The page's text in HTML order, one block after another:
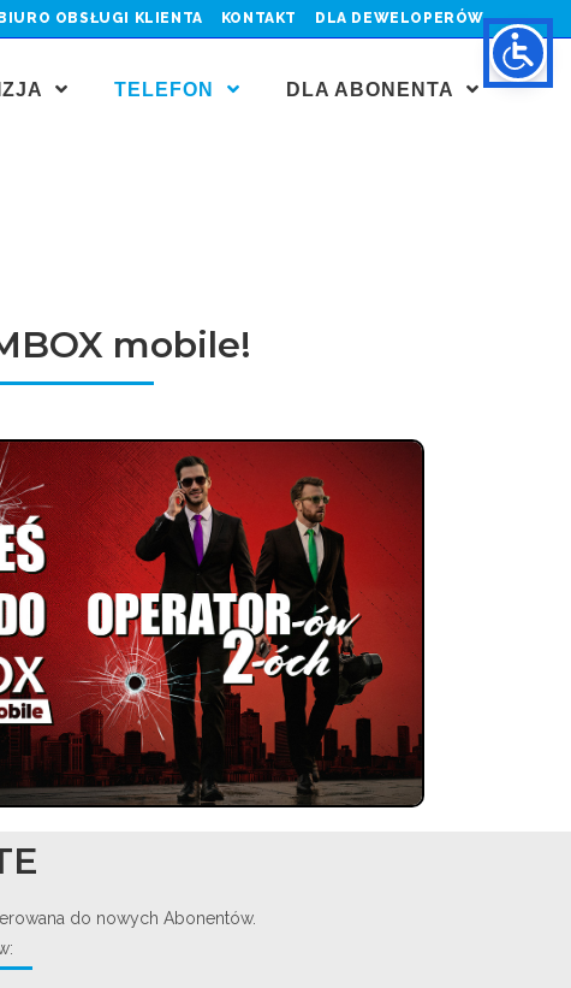
OBSŁUGI KLIENTA KONTAKT DLA DEWELOPERÓW
TELEFON DLA ABONENTA
mobile!
do nowych Abonentów.